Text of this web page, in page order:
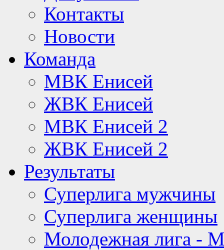
Контакты
Новости
Команда
МВК Енисей
ЖВК Енисей
МВК Енисей 2
ЖВК Енисей 2
Результаты
Суперлига мужчины
Суперлига женщины
Молодежная лига -